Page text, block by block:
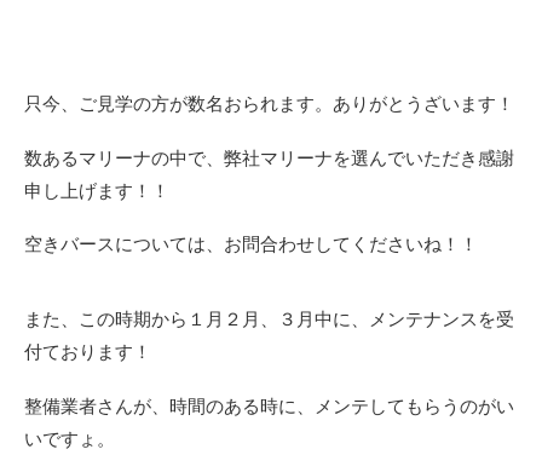
只今、ご見学の方が数名おられます。ありがとうざいます！
数あるマリーナの中で、弊社マリーナを選んでいただき感謝
申し上げます！！
空きバースについては、お問合わせしてくださいね！！
また、この時期から１月２月、３月中に、メンテナンスを受
付ております！
整備業者さんが、時間のある時に、メンテしてもらうのがい
いですょ。